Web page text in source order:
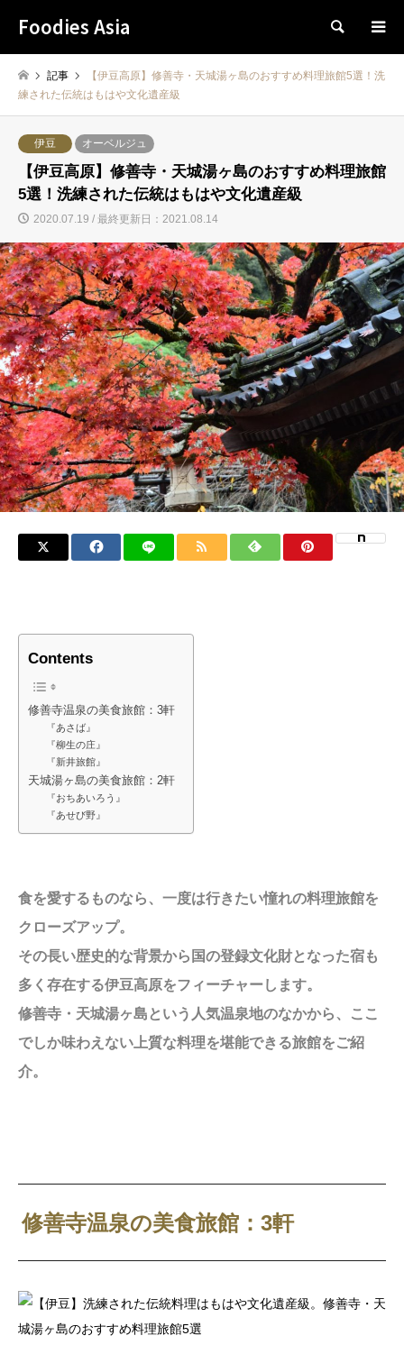
Foodies Asia 検索
記事
【伊豆高原】修善寺・天城湯ヶ島のおすすめ料理旅館5選！洗
練された伝統はもはや文化遺産級
伊豆 オーベルジュ
【伊豆高原】修善寺・天城湯ヶ島のおすすめ料理旅館
5選！洗練された伝統はもはや文化遺産級
2020.07.19 / 最終更新日：2021.08.14
Contents
修善寺温泉の美食旅館：3軒
『あさば』
『柳生の庄』
『新井旅館』
天城湯ヶ島の美食旅館：2軒
『おちあいろう』
『あせび野』
食を愛するものなら、一度は行きたい憧れの料理旅館を
クローズアップ。
その長い歴史的な背景から国の登録文化財となった宿も
多く存在する伊豆高原をフィーチャーします。
修善寺・天城湯ヶ島という人気温泉地のなかから、ここ
でしか味わえない上質な料理を堪能できる旅館をご紹
介。
修善寺温泉の美食旅館：3軒